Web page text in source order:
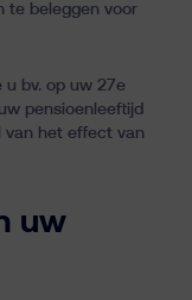
te beleggen voor
u bv. op uw 27e
pensioenleeftijd
van het effect van
uw